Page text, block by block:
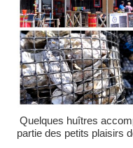
Quelques huîtres
partie des petits plaisirs